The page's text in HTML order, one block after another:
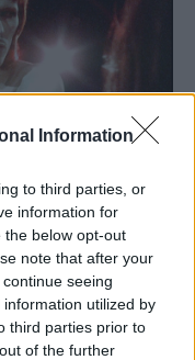
Information
to third parties, or
information for
the below opt-out
note that after your
seeing
utilized by
third parties prior to
of the further